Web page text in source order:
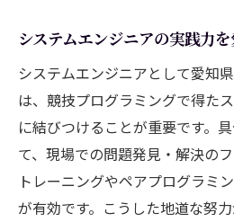
システムエンジニアの実践力
システムエンジニアとして愛知
は、競技プログラミングで得た
に結びつけることが重要です。
て、現場での問題発見・解決の
トレーニングやペアプログラミ
が有効です。こうした地道な努